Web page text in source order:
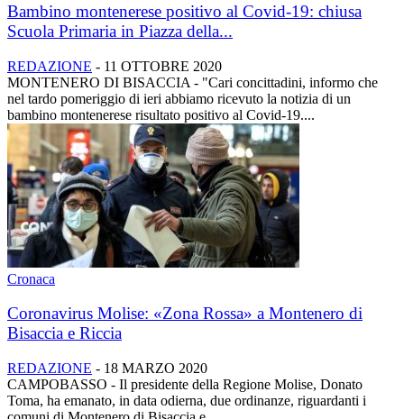
Bambino montenerese positivo al Covid-19: chiusa
Scuola Primaria in Piazza della...
REDAZIONE - 11 OTTOBRE 2020
MONTENERO DI BISACCIA - "Cari concittadini, informo che
nel tardo pomeriggio di ieri abbiamo ricevuto la notizia di un
bambino montenerese risultato positivo al Covid-19....
Cronaca
Coronavirus Molise: «Zona Rossa» a Montenero di
Bisaccia e Riccia
REDAZIONE - 18 MARZO 2020
CAMPOBASSO - Il presidente della Regione Molise, Donato
Toma, ha emanato, in data odierna, due ordinanze, riguardanti i